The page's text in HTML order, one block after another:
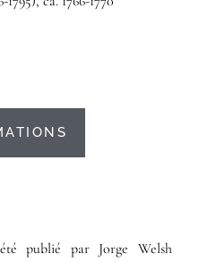
publié par Jorge Welsh